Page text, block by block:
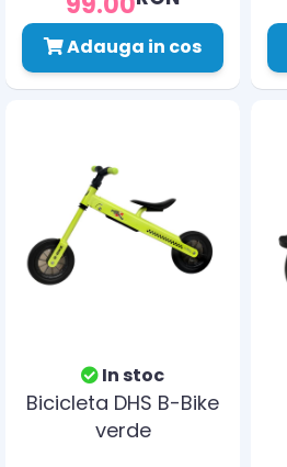
Adauga in cos
In stoc
Bicicleta DHS B-Bike
verde